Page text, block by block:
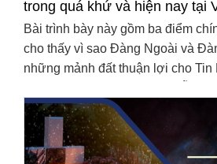
trong quá khứ và hiện nay tại
Bài trình bày này gồm ba điểm
cho thấy vì sao Đàng Ngoài và
những mảnh đất thuận lợi cho Tin